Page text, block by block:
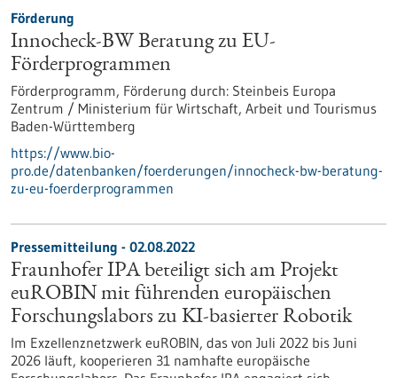
Förderung
Innocheck-BW Beratung zu EU-
Förderprogrammen
Förderprogramm, Förderung durch: Steinbeis Europa
Zentrum / Ministerium für Wirtschaft, Arbeit und Tourismus
Baden-Württemberg
https://www.bio-
pro.de/datenbanken/foerderungen/innocheck-bw-beratung-
zu-eu-foerderprogrammen
Pressemitteilung - 02.08.2022
Fraunhofer IPA beteiligt sich am Projekt
euROBIN mit führenden europäischen
Forschungslabors zu KI-basierter Robotik
Im Exzellenznetzwerk euROBIN, das von Juli 2022 bis Juni
2026 läuft, kooperieren 31 namhafte europäische